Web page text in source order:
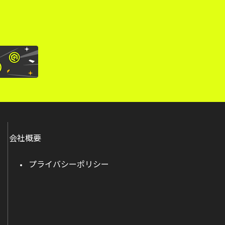
会社概要
プライバシーポリシー